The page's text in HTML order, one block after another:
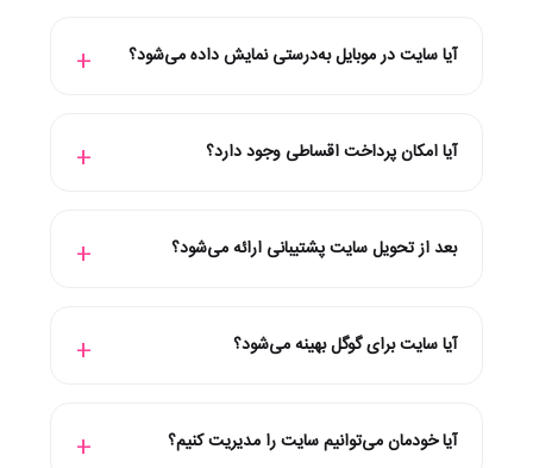
آیا سایت در موبایل به‌درستی نمایش داده می‌شود؟
آیا امکان پرداخت اقساطی وجود دارد؟
بعد از تحویل سایت پشتیبانی ارائه می‌شود؟
آیا سایت برای گوگل بهینه می‌شود؟
آیا خودمان می‌توانیم سایت را مدیریت کنیم؟